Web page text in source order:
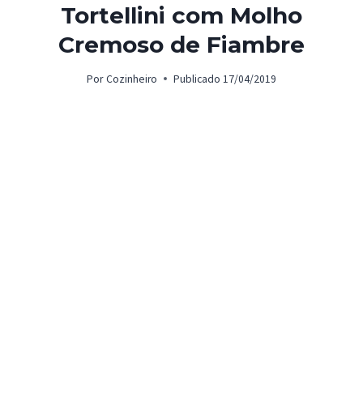
Tortellini com Molho
Cremoso de Fiambre
Por Cozinheiro Publicado 17/04/2019